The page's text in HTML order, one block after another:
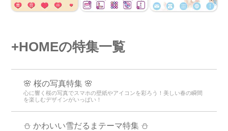
+HOMEの特集一覧
🌸 桜の写真特集 🌸
心に響く桜の写真でスマホの壁紙やアイコンを彩ろう！美しい春の瞬間
を楽しむデザインがいっぱい！
⛄️ かわいい雪だるまテーマ特集️ ⛄️